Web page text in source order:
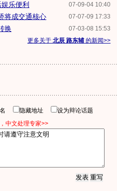
07-09-04 10:40
乐便利
07-07-09 17:33
将成交通核心
07-03-08 15:53
换
更多关于 北辰 路东辅的新闻>>
名 隐藏地址
设为辩论话题
中文处理专家>>